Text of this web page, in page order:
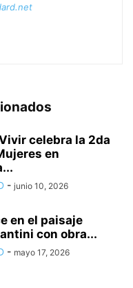
celebra la 2da
en
- junio 10, 2026
en el paisaje
con obra...
- mayo 17, 2026